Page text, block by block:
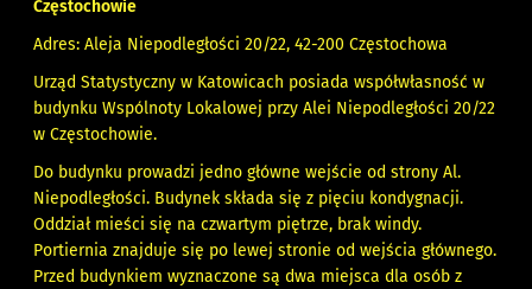
Częstochowie
Adres: Aleja Niepodległości 20/22, 42-200 Częstochowa
Urząd Statystyczny w Katowicach posiada współwłasność w
budynku Wspólnoty Lokalowej przy Alei Niepodległości 20/22
w Częstochowie.
Do budynku prowadzi jedno główne wejście od strony Al.
Niepodległości. Budynek składa się z pięciu kondygnacji.
Oddział mieści się na czwartym piętrze, brak windy.
Portiernia znajduje się po lewej stronie od wejścia głównego.
Przed budynkiem wyznaczone są dwa miejsca dla osób z